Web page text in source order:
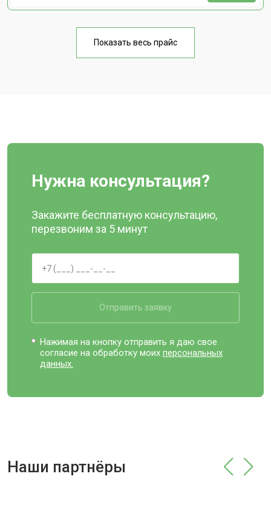
Показать весь прайс
Нужна консультация?
Закажите бесплатную консультацию,
перезвоним за 5 минут
Отправить заявку
Нажимая на кнопку отправить я даю свое
согласие на обработку моихперсональных
данных.
Наши партнёры